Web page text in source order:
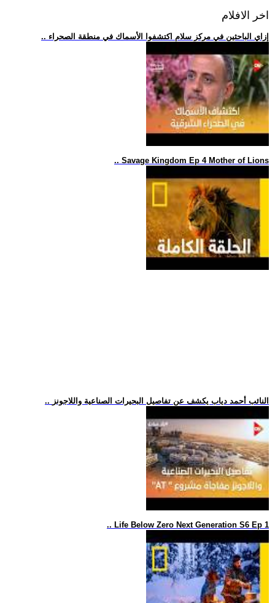
اخر الافلام
.. إزاي الباحثين في مركز سلام اكتشفوا الأسماك في منطقة الصحراء
.. Savage Kingdom Ep 4 Mother of Lions
.. النائب أحمد دياب يكشف عن تفاصيل البحيرات الصناعية واللاجونز
.. Life Below Zero Next Generation S6 Ep 1